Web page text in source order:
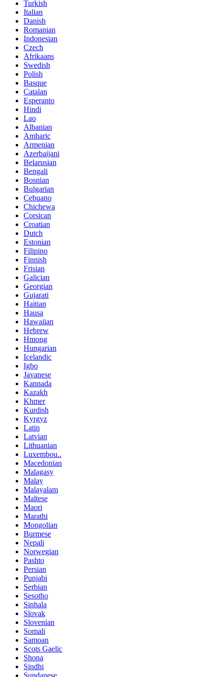
Turkish
Italian
Danish
Romanian
Indonesian
Czech
Afrikaans
Swedish
Polish
Basque
Catalan
Esperanto
Hindi
Lao
Albanian
Amharic
Armenian
Azerbaijani
Belarusian
Bengali
Bosnian
Bulgarian
Cebuano
Chichewa
Corsican
Croatian
Dutch
Estonian
Filipino
Finnish
Frisian
Galician
Georgian
Gujarati
Haitian
Hausa
Hawaiian
Hebrew
Hmong
Hungarian
Icelandic
Igbo
Javanese
Kannada
Kazakh
Khmer
Kurdish
Kyrgyz
Latin
Latvian
Lithuanian
Luxembou..
Macedonian
Malagasy
Malay
Malayalam
Maltese
Maori
Marathi
Mongolian
Burmese
Nepali
Norwegian
Pashto
Persian
Punjabi
Serbian
Sesotho
Sinhala
Slovak
Slovenian
Somali
Samoan
Scots Gaelic
Shona
Sindhi